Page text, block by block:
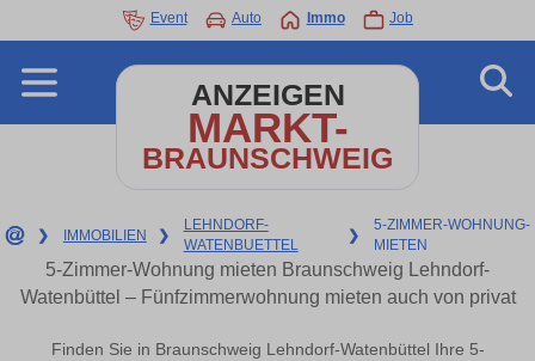
Event Auto Immo Job
ANZEIGEN
MARKT-
BRAUNSCHWEIG
❯ IMMOBILIEN ❯
LEHNDORF-
WATENBUETTEL
❯
5-ZIMMER-WOHNUNG-
MIETEN
5-Zimmer-Wohnung mieten Braunschweig Lehndorf-
Watenbüttel – Fünfzimmerwohnung mieten auch von privat
Finden Sie in Braunschweig Lehndorf-Watenbüttel Ihre 5-